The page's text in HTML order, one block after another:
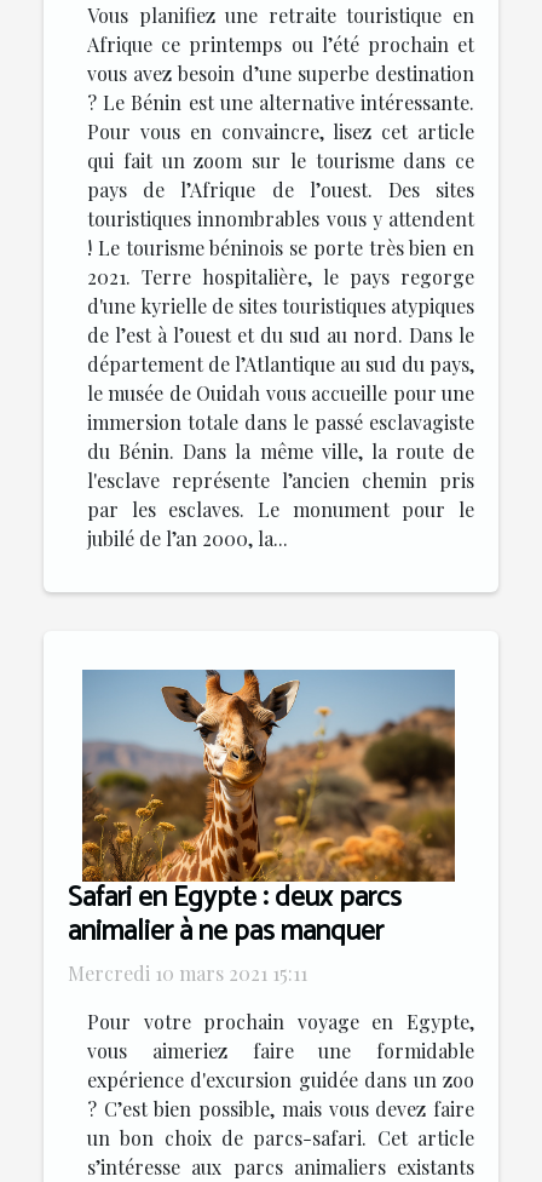
Vous planifiez une retraite touristique en
Afrique ce printemps ou l’été prochain et
vous avez besoin d’une superbe destination
? Le Bénin est une alternative intéressante.
Pour vous en convaincre, lisez cet article
qui fait un zoom sur le tourisme dans ce
pays de l’Afrique de l’ouest. Des sites
touristiques innombrables vous y attendent
! Le tourisme béninois se porte très bien en
2021. Terre hospitalière, le pays regorge
d'une kyrielle de sites touristiques atypiques
de l’est à l’ouest et du sud au nord. Dans le
département de l’Atlantique au sud du pays,
le musée de Ouidah vous accueille pour une
immersion totale dans le passé esclavagiste
du Bénin. Dans la même ville, la route de
l'esclave représente l’ancien chemin pris
par les esclaves. Le monument pour le
jubilé de l’an 2000, la...
Safari en Egypte : deux parcs
animalier à ne pas manquer
Mercredi 10 mars 2021 15:11
Pour votre prochain voyage en Egypte,
vous aimeriez faire une formidable
expérience d'excursion guidée dans un zoo
? C’est bien possible, mais vous devez faire
un bon choix de parcs-safari. Cet article
s’intéresse aux parcs animaliers existants